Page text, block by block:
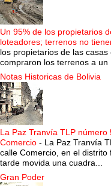
Un 95% de los propietarios
loteadores; terrenos no
los propietarios de las
compraron los terrenos a un
Notas Historicas de Bolivia
La Paz Tranvía TLP
Comercio - La Paz Tranvía
calle Comercio, en el
tarde movida una cuadra...
Gran Poder